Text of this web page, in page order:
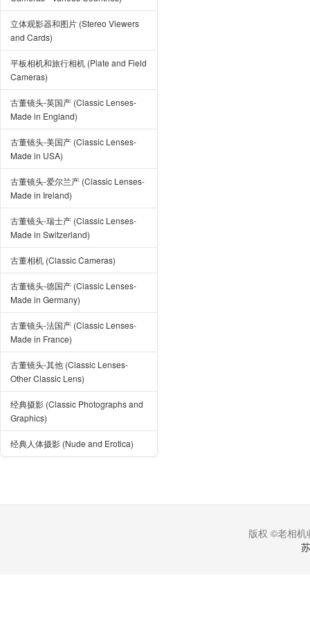
立体观影器和图片 (Stereo Viewers
and Cards)
平板相机和旅行相机 (Plate and Field
Cameras)
古董镜头-英国产 (Classic Lenses-
Made in England)
古董镜头-美国产 (Classic Lenses-
Made in USA)
古董镜头-爱尔兰产 (Classic Lenses-
Made in Ireland)
古董镜头-瑞士产 (Classic Lenses-
Made in Switzerland)
古董相机 (Classic Cameras)
古董镜头-德国产 (Classic Lenses-
Made in Germany)
古董镜头-法国产 (Classic Lenses-
Made in France)
古董镜头-其他 (Classic Lenses-
Other Classic Lens)
经典摄影 (Classic Photographs and
Graphics)
经典人体摄影 (Nude and Erotica)
版权 ©老相